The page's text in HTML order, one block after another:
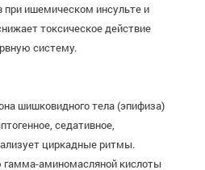
ишемическом инсульте и
токсическое действие
систему.
шишковидного тела (эпифиза)
седативное,
циркадные ритмы.
гамма-аминомасляной кислоты